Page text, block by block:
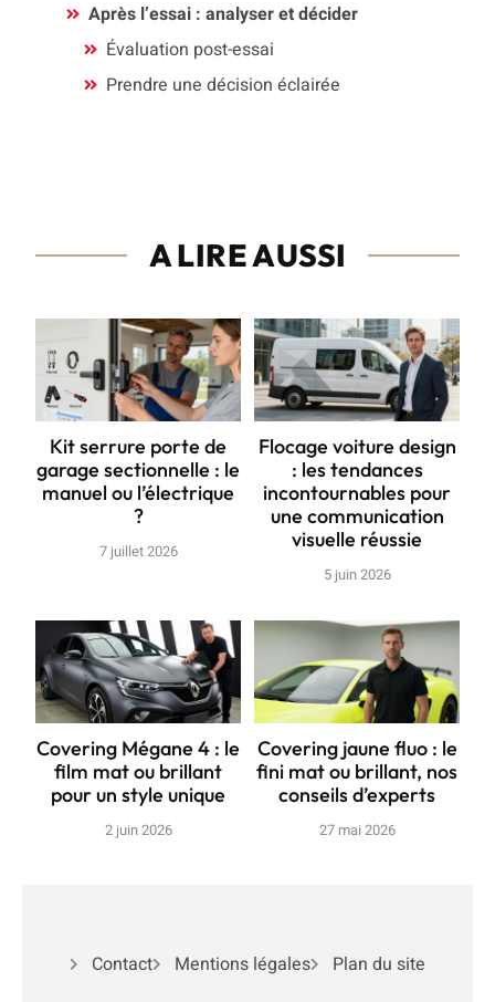
Après l’essai : analyser et décider
Évaluation post-essai
Prendre une décision éclairée
A LIRE AUSSI
Kit serrure porte de
garage sectionnelle : le
manuel ou l’électrique
?
7 juillet 2026
Flocage voiture design
: les tendances
incontournables pour
une communication
visuelle réussie
5 juin 2026
Covering Mégane 4 : le
film mat ou brillant
pour un style unique
2 juin 2026
Covering jaune fluo : le
fini mat ou brillant, nos
conseils d’experts
27 mai 2026
Contact Mentions légales Plan du site